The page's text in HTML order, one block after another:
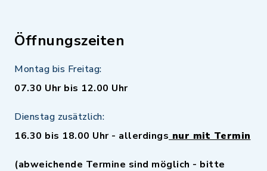
Öffnungszeiten
Montag bis Freitag:
07.30 Uhr bis 12.00 Uhr
Dienstag zusätzlich:
16.30 bis 18.00 Uhr - allerdings nur mit Termin
(abweichende Termine sind möglich - bitte